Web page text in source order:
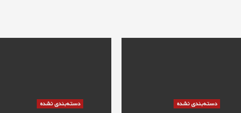
دسته‌بندی نشده دسته‌بندی نشده